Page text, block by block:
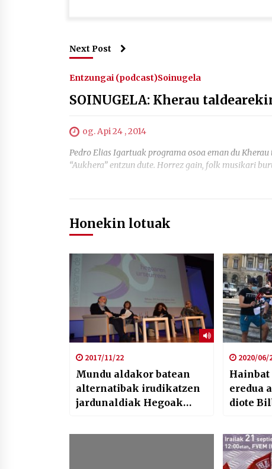
Next Post
Entzungai (podcast)Soinugela
SOINUGELA: Kherau
og. Api 24 , 2014
Pedro Elias Igartuak programa osoa eman du
“Aukhera” entzun dute. Horrez gain, folk musikari
Honekin lotuak
2017/11/22
Mundu aldakor batean
alternatibak irudikatzen
jardunaldiak Hegoak
urteurrenean
2020/06/
eredua
diote